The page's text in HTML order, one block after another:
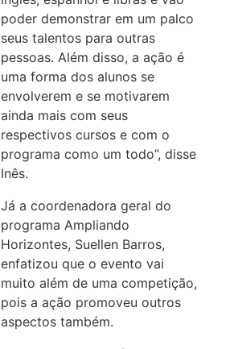
poder demonstrar em um palco
seus talentos para outras
pessoas. Além disso, a ação é
uma forma dos alunos se
envolverem e se motivarem
ainda mais com seus
respectivos cursos e com o
programa como um todo”, disse
Inês.
Já a coordenadora geral do
programa Ampliando
Horizontes, Suellen Barros,
enfatizou que o evento vai
muito além de uma competição,
pois a ação promoveu outros
aspectos também.